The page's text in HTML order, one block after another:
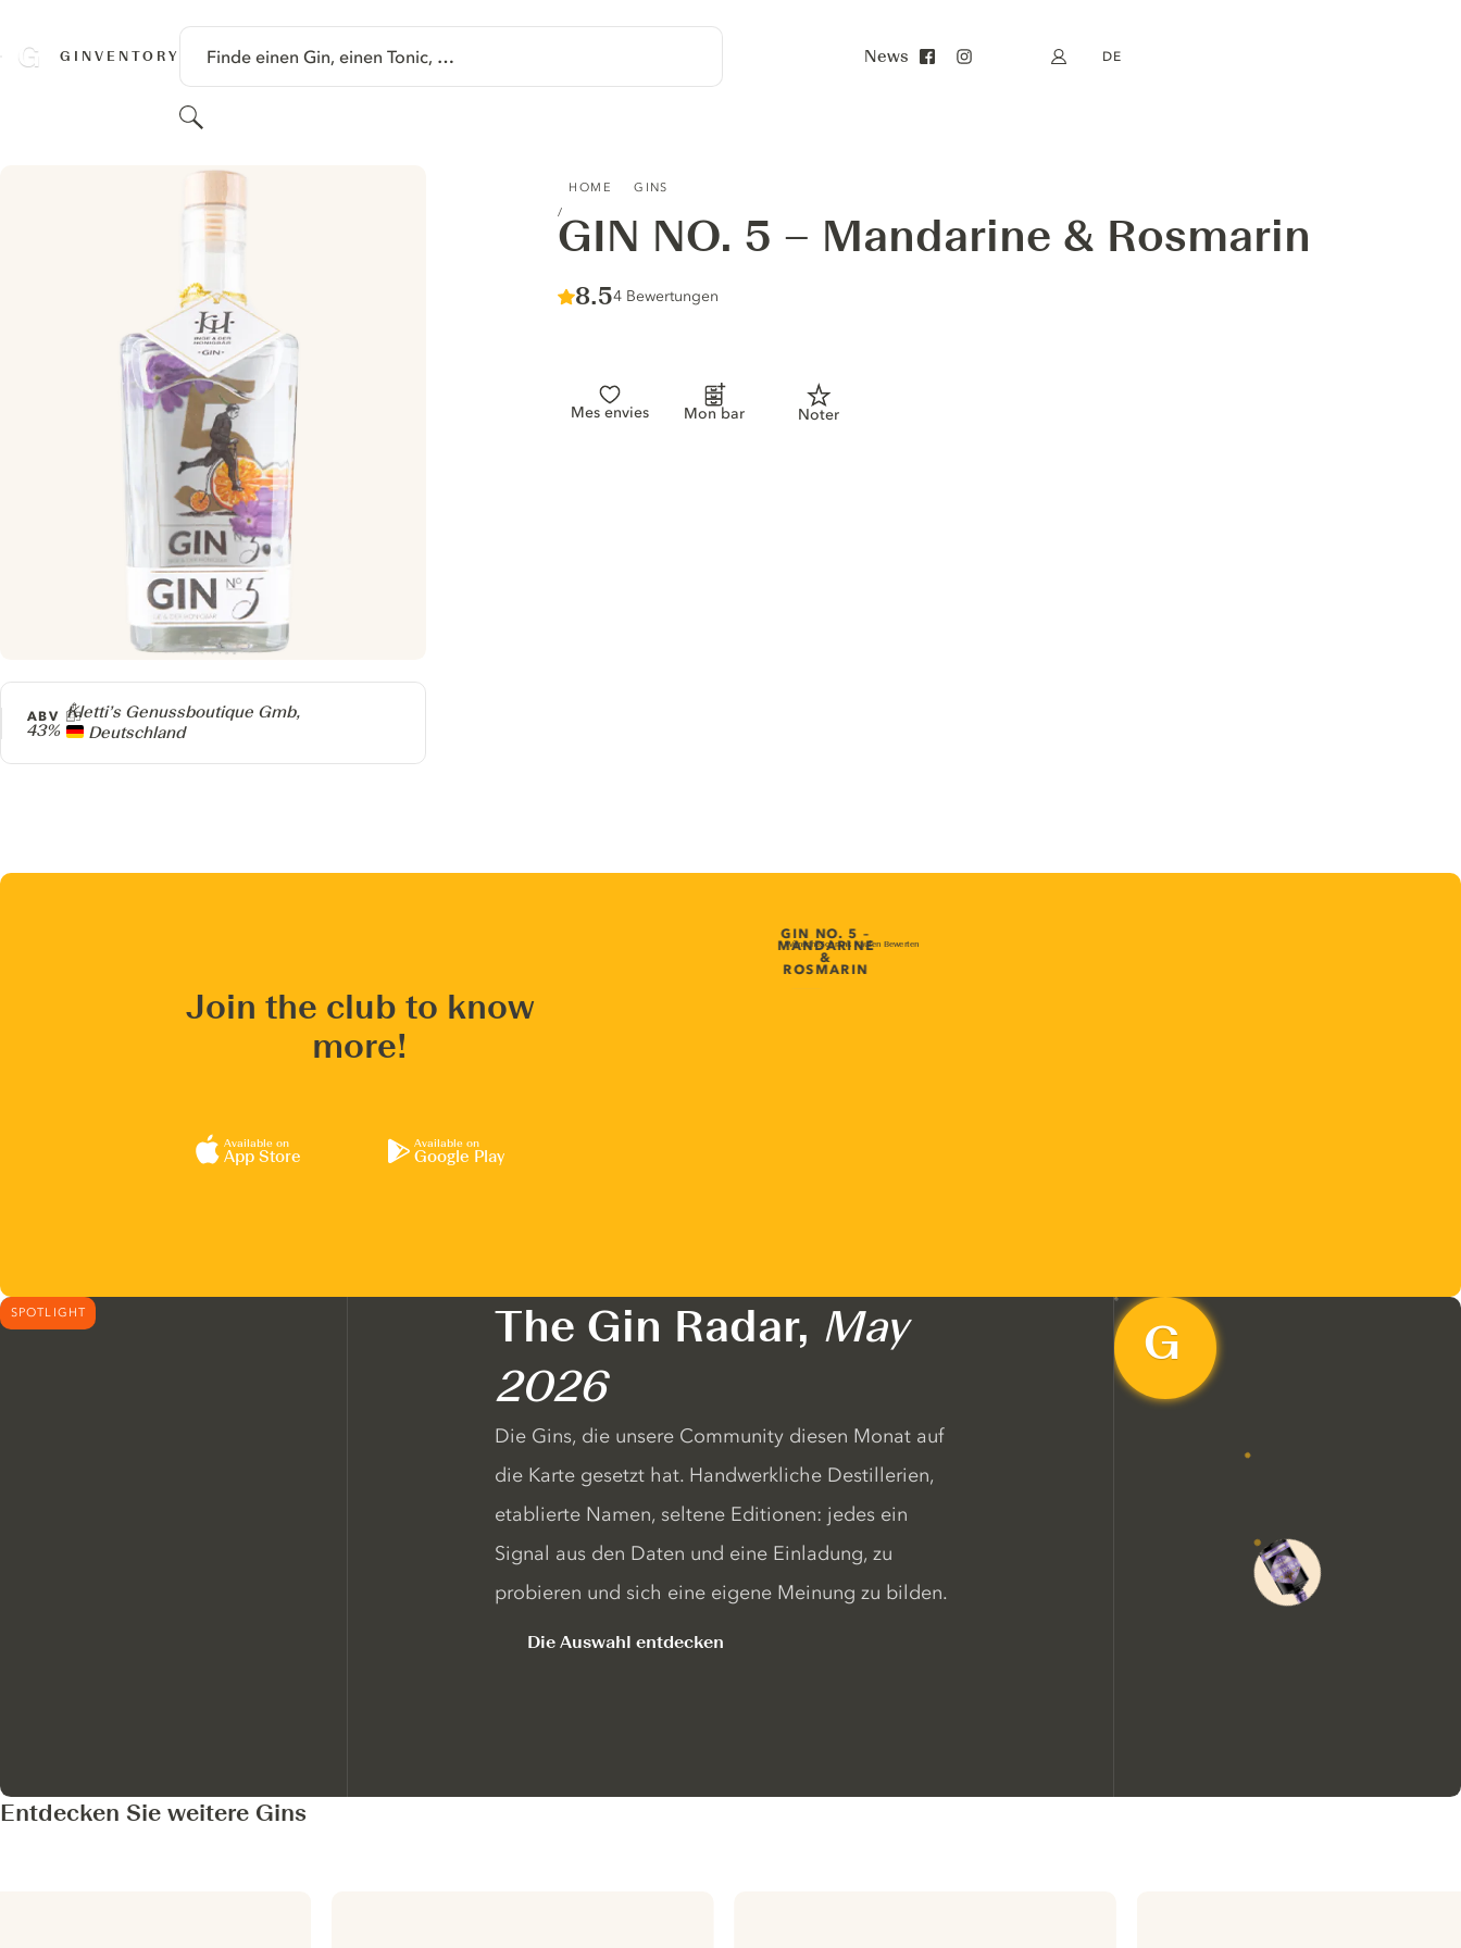
GINVENTORY Finde einen Gin, einen Tonic, …
Suchen
News Mein Konto
DE
HOME GINS
GIN NO. 5 – Mandarine & Rosmarin
Score :
8.5/ 10
4 Bewertungen
Mes envies Mon bar Noter
Producer
Kletti’s Genussboutique Gmb,
Deutschland
ABV
43%
Join the club to know
more!
Available on
App Store
Available on
Google Play
SPOTLIGHT The Gin Radar, May
2026
Die Gins, die unsere Community diesen Monat auf
die Karte gesetzt hat. Handwerkliche Destillerien,
etablierte Namen, seltene Editionen: jedes ein
Signal aus den Daten und eine Einladung, zu
probieren und sich eine eigene Meinung zu bilden.
Die Auswahl entdecken
Entdecken Sie weitere Gins